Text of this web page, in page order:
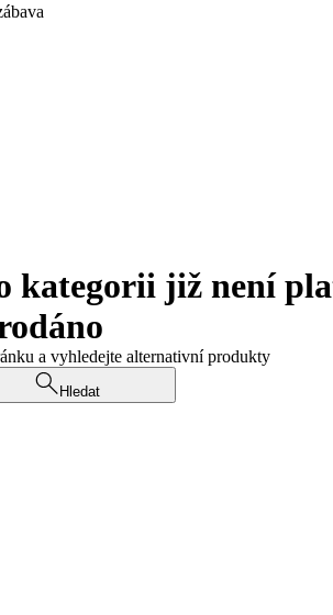
kategorii již není
a vyhledejte alternativní produkty
Hledat